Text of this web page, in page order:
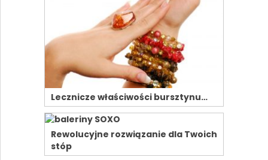
Lecznicze właściwości bursztynu…
Rewolucyjne rozwiązanie dla Twoich
stóp